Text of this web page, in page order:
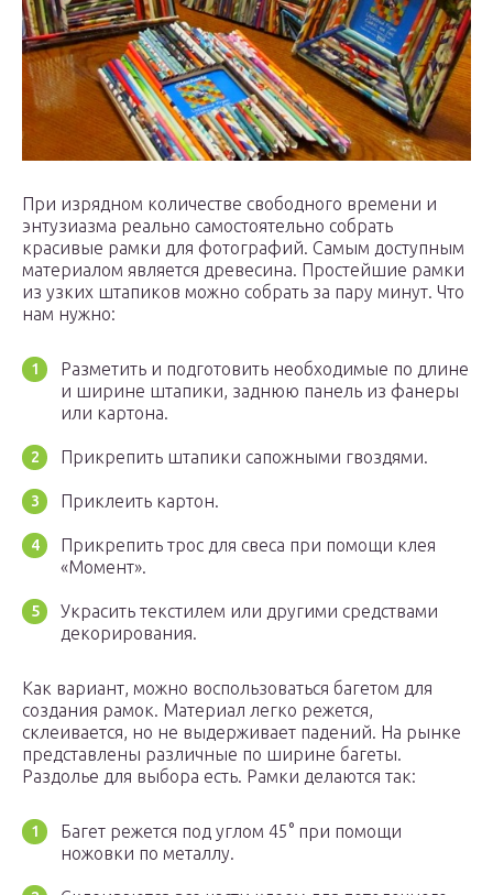
При изрядном количестве свободного времени и
энтузиазма реально самостоятельно собрать
красивые рамки для фотографий. Самым доступным
материалом является древесина. Простейшие рамки
из узких штапиков можно собрать за пару минут. Что
нам нужно:
Разметить и подготовить необходимые по длине
и ширине штапики, заднюю панель из фанеры
или картона.
Прикрепить штапики сапожными гвоздями.
Приклеить картон.
Прикрепить трос для свеса при помощи клея
«Момент».
Украсить текстилем или другими средствами
декорирования.
Как вариант, можно воспользоваться багетом для
создания рамок. Материал легко режется,
склеивается, но не выдерживает падений. На рынке
представлены различные по ширине багеты.
Раздолье для выбора есть. Рамки делаются так:
Багет режется под углом 45° при помощи
ножовки по металлу.